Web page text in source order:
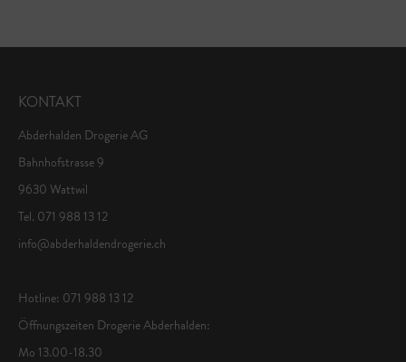
KONTAKT
Abderhalden Drogerie AG
Bahnhofstrasse 9
9630 Wattwil
Tel. 071 988 13 12
info@abderhaldendrogerie.ch
Hotline: 071 988 13 12
Öffnungszeiten Drogerie Abderhalden:
Mo 13.00-18.30